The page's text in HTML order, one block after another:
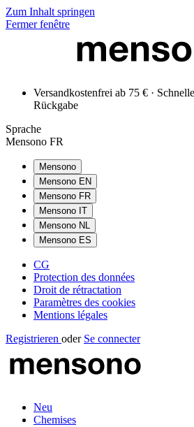
Zum Inhalt springen
Fermer fenêtre
Versandkostenfrei ab 75 € ·
Rückgabe
Sprache
Mensono FR
Mensono
Mensono EN
Mensono FR
Mensono IT
Mensono NL
Mensono ES
CG
Protection des données
Droit de rétractation
Paramètres des cookies
Mentions légales
Registrieren oder Se connecter
Neu
Chemises